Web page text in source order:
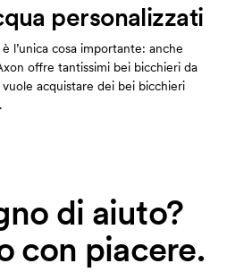
personalizzati
l’unica cosa importante: anche
offre tantissimi bei bicchieri da
acquistare dei bei bicchieri
di aiuto?
con piacere.